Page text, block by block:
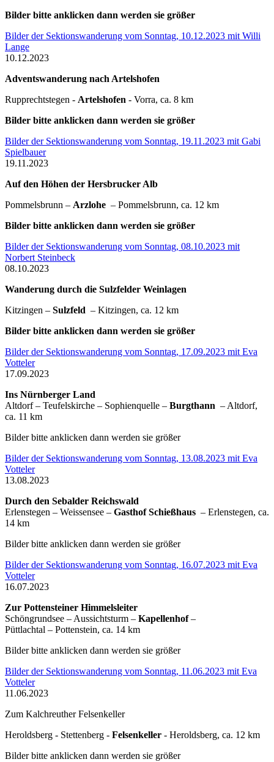
Bilder bitte anklicken dann werden sie größer
Bilder der Sektionswanderung vom Sonntag, 10.12.2023 mit Willi
Lange
10.12.2023
Adventswanderung nach Artelshofen
Rupprechtstegen - Artelshofen - Vorra, ca. 8 km
Bilder bitte anklicken dann werden sie größer
Bilder der Sektionswanderung vom Sonntag, 19.11.2023 mit Gabi
Spielbauer
19.11.2023
Auf den Höhen der Hersbrucker Alb
Pommelsbrunn – Arzlohe – Pommelsbrunn, ca. 12 km
Bilder bitte anklicken dann werden sie größer
Bilder der Sektionswanderung vom Sonntag, 08.10.2023 mit
Norbert Steinbeck
08.10.2023
Wanderung durch die Sulzfelder Weinlagen
Kitzingen – Sulzfeld – Kitzingen, ca. 12 km
Bilder bitte anklicken dann werden sie größer
Bilder der Sektionswanderung vom Sonntag, 17.09.2023 mit Eva
Votteler
17.09.2023
Ins Nürnberger Land
Altdorf – Teufelskirche – Sophienquelle – Burgthann – Altdorf,
ca. 11 km
Bilder bitte anklicken dann werden sie größer
Bilder der Sektionswanderung vom Sonntag, 13.08.2023 mit Eva
Votteler
13.08.2023
Durch den Sebalder Reichswald
Erlenstegen – Weissensee – Gasthof Schießhaus – Erlenstegen, ca.
14 km
Bilder bitte anklicken dann werden sie größer
Bilder der Sektionswanderung vom Sonntag, 16.07.2023 mit Eva
Votteler
16.07.2023
Zur Pottensteiner Himmelsleiter
Schöngrundsee – Aussichtsturm – Kapellenhof–
Püttlachtal – Pottenstein, ca. 14 km
Bilder bitte anklicken dann werden sie größer
Bilder der Sektionswanderung vom Sonntag, 11.06.2023 mit Eva
Votteler
11.06.2023
Zum Kalchreuther Felsenkeller
Heroldsberg - Stettenberg - Felsenkeller - Heroldsberg, ca. 12 km
Bilder bitte anklicken dann werden sie größer